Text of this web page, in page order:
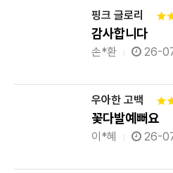
핑크 글로리
감사합니다
손*환 26-
우아한 고백
꽃다발예뻐요
이*혜 26-